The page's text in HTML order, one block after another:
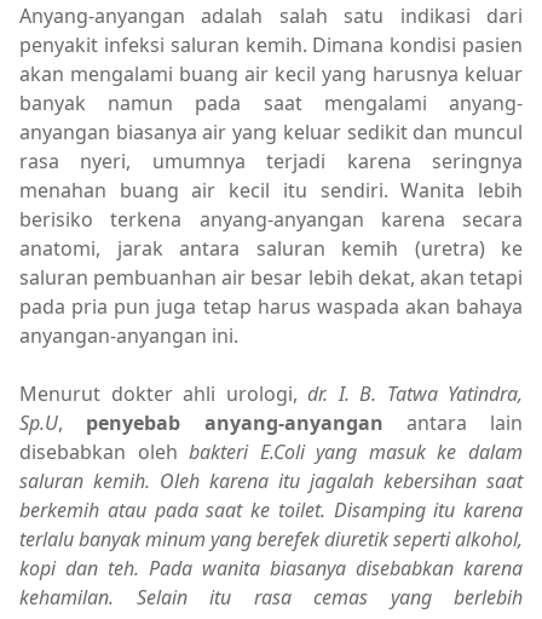
Anyang-anyangan adalah salah satu indikasi dari
penyakit infeksi saluran kemih. Dimana kondisi pasien
akan mengalami buang air kecil yang harusnya keluar
banyak namun pada saat mengalami anyang-
anyangan biasanya air yang keluar sedikit dan muncul
rasa nyeri, umumnya terjadi karena seringnya
menahan buang air kecil itu sendiri. Wanita lebih
berisiko terkena anyang-anyangan karena secara
anatomi, jarak antara saluran kemih (uretra) ke
saluran pembuanhan air besar lebih dekat, akan tetapi
pada pria pun juga tetap harus waspada akan bahaya
anyangan-anyangan ini.
Menurut dokter ahli urologi, dr. I. B. Tatwa Yatindra,
Sp.U, penyebab anyang-anyangan antara lain
disebabkan olehbakteri E.Coli yang masuk ke dalam
saluran kemih. Oleh karena itu jagalah kebersihan saat
berkemih atau pada saat ke toilet. Disamping itu karena
terlalu banyak minum yang berefek diuretik seperti alkohol,
kopi dan teh. Pada wanita biasanya disebabkan karena
kehamilan. Selain itu rasa cemas yang berlebih